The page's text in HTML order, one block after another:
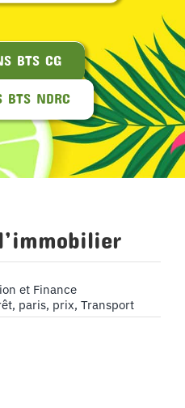
BTS CG
BTS NDRC
et Finance
, paris, prix, Transport